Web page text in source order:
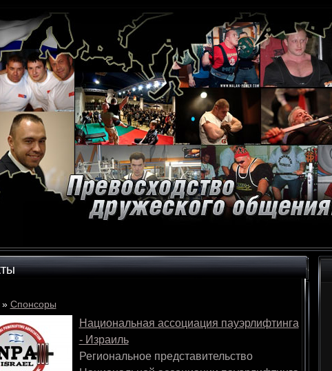
» Спонсоры
Национальная ассоциация пауэрлифтинга
- Израиль
Региональное представительство